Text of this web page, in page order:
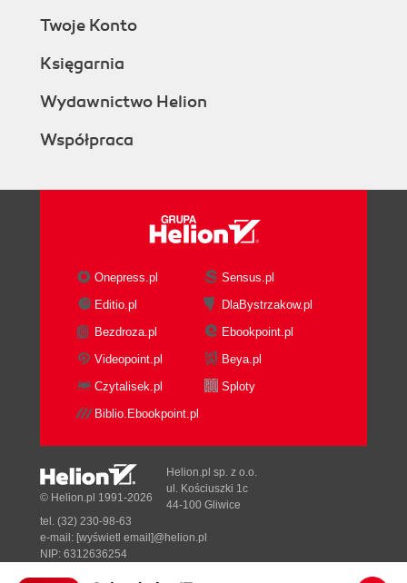
Twoje Konto
Księgarnia
Wydawnictwo Helion
Współpraca
Onepress.pl
Sensus.pl
Editio.pl
DlaBystrzakow.pl
Bezdroza.pl
Ebookpoint.pl
Videopoint.pl
Beya.pl
Czytalisek.pl
Sploty
Biblio.Ebookpoint.pl
© Helion.pl 1991-2026
Helion.pl sp. z o.o.
ul. Kościuszki 1c
44-100 Gliwice
tel. (32) 230-98-63
e-mail: [wyświetl email]@helion.pl
NIP: 6312636254